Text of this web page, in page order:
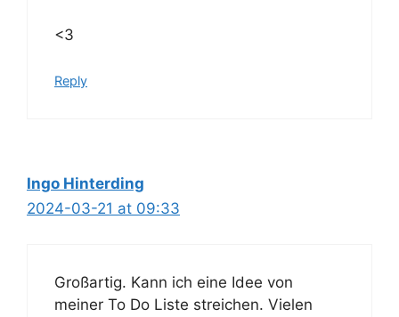
<3
Reply
Ingo Hinterding
2024-03-21 at 09:33
Großartig. Kann ich eine Idee von
meiner To Do Liste streichen. Vielen